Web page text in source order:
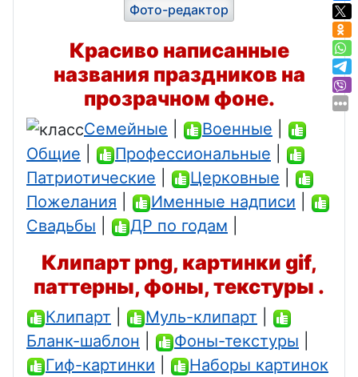
Фото-редактор
Красиво написанные
названия праздников на
прозрачном фоне.
Семейные Военные
Общие
Профессиональные
Патриотические
Церковные
Пожелания
Именные надписи
Свадьбы
ДР по годам
Клипарт png, картинки gif,
паттерны, фоны, текстуры .
Клипарт Муль-клипарт
Бланк-шаблон
Фоны-текстуры
Гиф-картинки
Наборы картинок